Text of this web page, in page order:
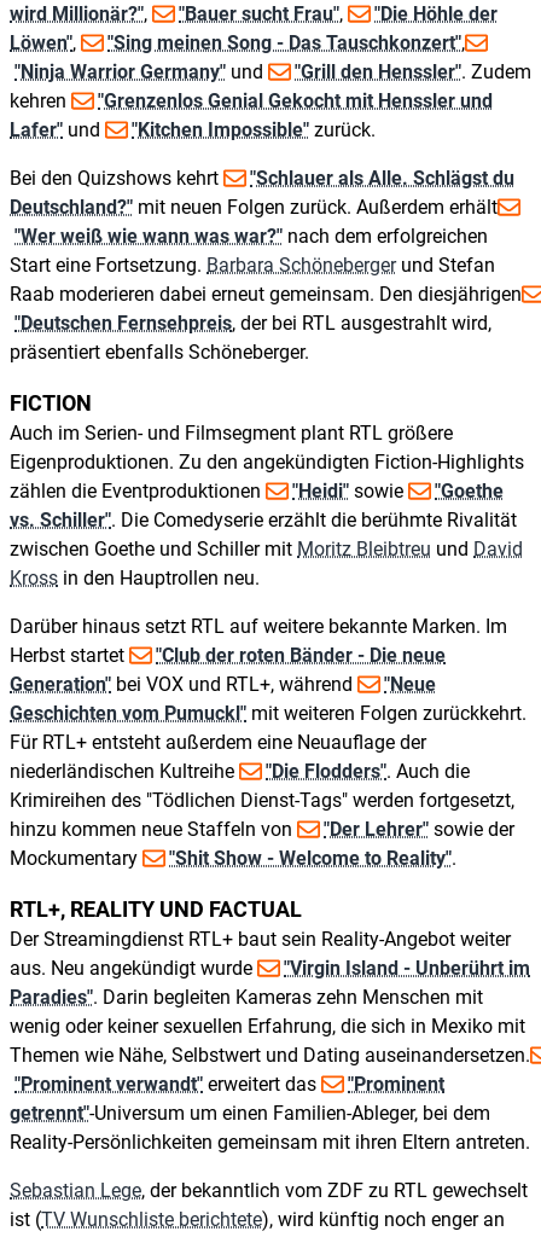
wird Millionär?", "Bauer sucht Frau",
"Die Höhle der
Löwen", "Sing meinen Song - Das Tauschkonzert",
"Ninja Warrior Germany" und "Grill den Henssler". Zudem
kehren
"Grenzenlos Genial Gekocht mit Henssler und
Lafer" und "Kitchen Impossible" zurück.
Bei den Quizshows kehrt
"Schlauer als Alle. Schlägst du
Deutschland?" mit neuen Folgen zurück. Außerdem erhält
"Wer weiß wie wann was war?" nach dem erfolgreichen
Start eine Fortsetzung. Barbara Schönebergerund Stefan
Raab moderieren dabei erneut gemeinsam. Den diesjährigen
"Deutschen Fernsehpreis, der bei RTL ausgestrahlt wird,
präsentiert ebenfalls Schöneberger.
FICTION
Auch im Serien- und Filmsegment plant RTL größere
Eigenproduktionen. Zu den angekündigten Fiction-Highlights
zählen die Eventproduktionen
"Heidi" sowie
"Goethe
vs. Schiller". Die Comedyserie erzählt die berühmte Rivalität
zwischen Goethe und Schiller mit Moritz Bleibtreu und David
Kross in den Hauptrollen neu.
Darüber hinaus setzt RTL auf weitere bekannte Marken. Im
Herbst startet
"Club der roten Bänder - Die neue
Generation" bei VOX und RTL+, während
"Neue
Geschichten vom Pumuckl" mit weiteren Folgen zurückkehrt.
Für RTL+ entsteht außerdem eine Neuauflage der
niederländischen Kultreihe
"Die Flodders". Auch die
Krimireihen des "Tödlichen Dienst-Tags" werden fortgesetzt,
hinzu kommen neue Staffeln von
"Der Lehrer" sowie der
Mockumentary
"Shit Show - Welcome to Reality".
RTL+, REALITY UND FACTUAL
Der Streamingdienst RTL+ baut sein Reality-Angebot weiter
aus. Neu angekündigt wurde
"Virgin Island - Unberührt im
Paradies". Darin begleiten Kameras zehn Menschen mit
wenig oder keiner sexuellen Erfahrung, die sich in Mexiko mit
Themen wie Nähe, Selbstwert und Dating auseinandersetzen.
"Prominent verwandt" erweitert das
"Prominent
getrennt"-Universum um einen Familien-Ableger, bei dem
Reality-Persönlichkeiten gemeinsam mit ihren Eltern antreten.
Sebastian Lege, der bekanntlich vom ZDF zu RTL gewechselt
ist (TV Wunschliste berichtete), wird künftig noch enger an